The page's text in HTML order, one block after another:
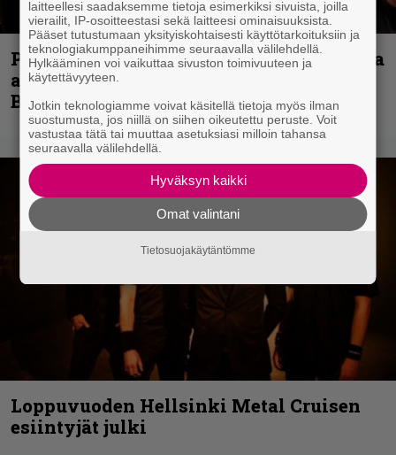
Paul Di’Anno on Iron Maidenin laulajista
ainoa todellinen legenda, sanoo Blaze
Bayley
Loppuvuoden Hellsinki Metal Cruisen
esiintyjät julki
laitteellesi saadaksemme tietoja esimerkiksi sivuista, joilla
vierailit, IP-osoitteestasi sekä laitteesi ominaisuuksista.
Pääset tutustumaan yksityiskohtaisesti käyttötarkoituksiin ja
teknologiakumppaneihimme seuraavalla välilehdellä.
Hylkääminen voi vaikuttaa sivuston toimivuuteen ja
käytettävyyteen.
Jotkin teknologiamme voivat käsitellä tietoja myös ilman
suostumusta, jos niillä on siihen oikeutettu peruste. Voit
vastustaa tätä tai muuttaa asetuksiasi milloin tahansa
seuraavalla välilehdellä.
Hyväksyn kaikki
Omat valintani
Tietosuojakäytäntömme